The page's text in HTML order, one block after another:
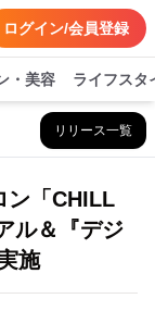
ログイン/会員登録
・美容 ライフスタ
リリース一覧
ン「CHILL
ル＆『デジ
施